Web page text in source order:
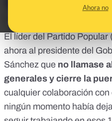
Ahora no
El líder del Partido
ahora al presidente del
Sánchez que no llamase
generales y cierre la
cualquier colaboración
ningún momento había